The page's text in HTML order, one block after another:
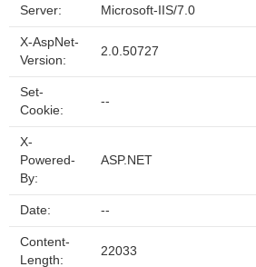
Server: Microsoft-IIS/7.0
X-AspNet-
Version:
2.0.50727
Set-
Cookie:
--
X-
Powered-
By:
ASP.NET
Date: --
Content-
Length:
22033